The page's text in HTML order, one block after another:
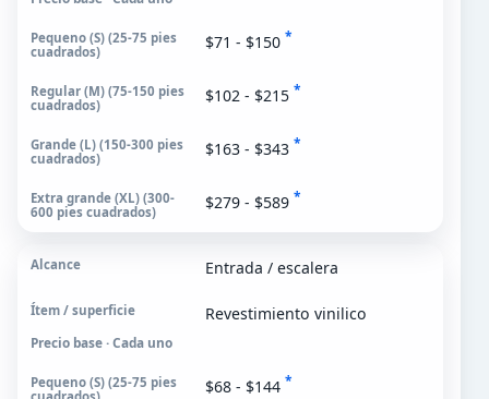
$71 - $150 *
$102 - $215 *
$163 - $343 *
$279 - $589 *
Entrada / escalera
Revestimiento vinilico
Precio base · Cada uno
$68 - $144 *